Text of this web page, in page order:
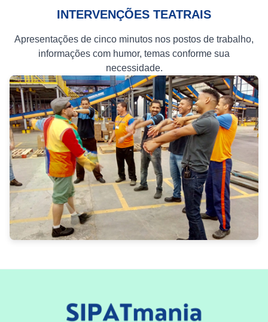
INTERVENÇÕES TEATRAIS
Apresentações de cinco minutos nos postos de trabalho,
informações com humor, temas conforme sua
necessidade.